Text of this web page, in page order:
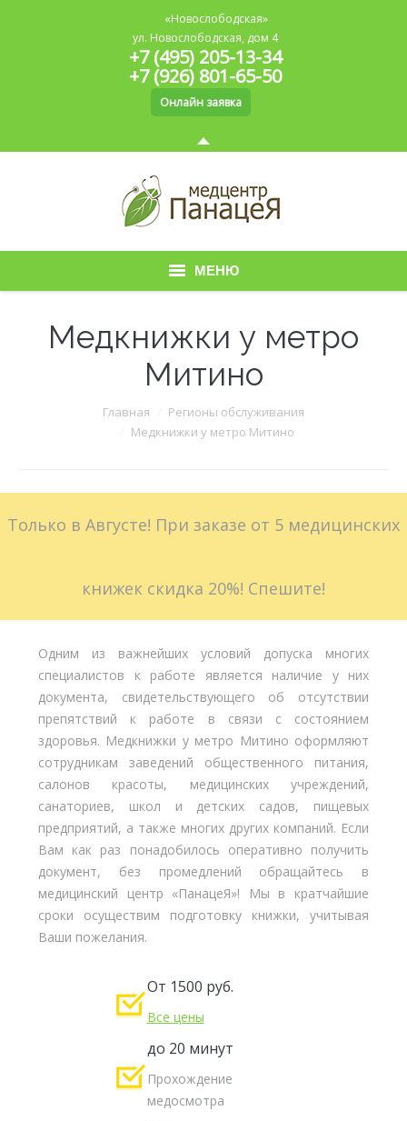
«Новослободская»
ул. Новослободская, дом 4
+7 (495) 205-13-34
+7 (926) 801-65-50
Онлайн заявка
МЕНЮ
О медицинском центре
Больничные листы
Доставка
Медкнижки у метро
Митино
Главная
Регионы обслуживания
Медкнижки у метро Митино
Только в Августе! При заказе от 5 медицинских
книжек скидка 20%! Спешите!
Одним из важнейших условий допуска многих
специалистов к работе является наличие у них
документа, свидетельствующего об отсутствии
препятствий к работе в связи с состоянием
здоровья. Медкнижки у метро Митино оформляют
сотрудникам заведений общественного питания,
салонов красоты, медицинских учреждений,
санаториев, школ и детских садов, пищевых
предприятий, а также многих других компаний. Если
Вам как раз понадобилось оперативно получить
документ, без промедлений обращайтесь в
медицинский центр «ПанацеЯ»! Мы в кратчайшие
сроки осуществим подготовку книжки, учитывая
Ваши пожелания.
От 1500 руб.
Все цены
до 20 минут
Прохождение
медосмотра